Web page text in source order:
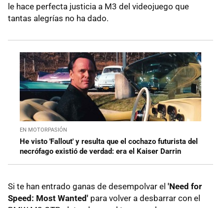
le hace perfecta justicia a M3 del videojuego que
tantas alegrías no ha dado.
EN MOTORPASIÓN
He visto 'Fallout' y resulta que el cochazo futurista del
necrófago existió de verdad: era el Kaiser Darrin
Si te han entrado ganas de desempolvar el 'Need for
Speed: Most Wanted' para volver a desbarrar con el